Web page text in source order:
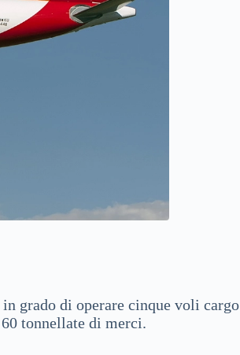
grado di operare cinque voli cargo
tonnellate di merci.